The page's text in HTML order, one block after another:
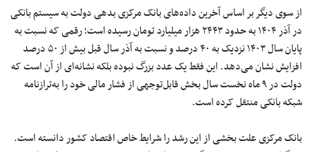
از سوی دیگر بر اساس آخرین داده‌های بانک مرکزی بدهی دولت به‌ سیستم بانکی
در آذر‌ ۱۴۰۴ به‌ حدود ۲۴۴۳ هزار میلیارد تومان رسیده است؛ رقمی که نسبت‌ به
‌پایان سال ۱۴۰۳ نزدیک به‌ ۴۰‌ درصد و نسبت‌ به ‌آذر سال قبل بیش از ۵۰‌ درصد
افزایش نشان می‌دهد. این فقط یک عدد بزرگ نبوده بلکه نشانه‌ای از آن است که
دولت در ۹ ماه نخست سال بخش قابل‌توجهی از فشار مالی خود را به‌ترازنامه
شبکه بانکی منتقل کرده است.
بانک مرکزی علت بخشی از این رشد را شرایط خاص اقتصاد کشور دانسته است.